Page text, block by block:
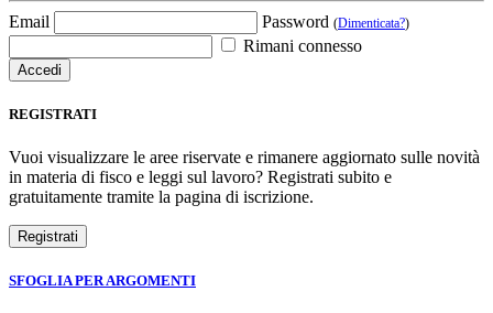
Email Password (Dimenticata?)
Rimani connesso
REGISTRATI
Vuoi visualizzare le aree riservate e rimanere aggiornato sulle novità
in materia di fisco e leggi sul lavoro? Registrati subito e
gratuitamente tramite la pagina di iscrizione.
SFOGLIA PER ARGOMENTI